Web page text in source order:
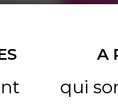
A
qui